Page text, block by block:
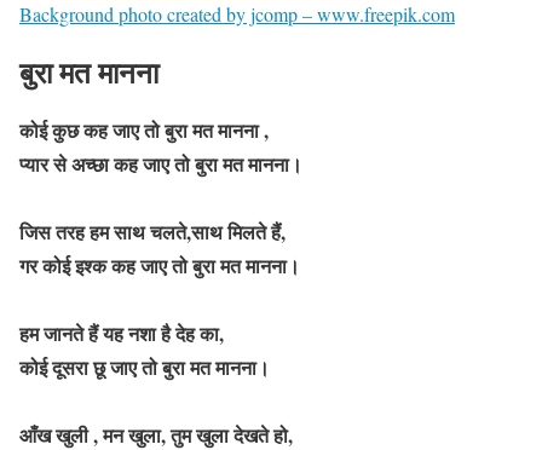
Background photo created by jcomp – www.freepik.com
बुरा मत मानना
कोई कुछ कह जाए तो बुरा मत मानना ,
प्यार से अच्छा कह जाए तो बुरा मत मानना।
जिस तरह हम साथ चलते,साथ मिलते हैं,
गर कोई इश्क कह जाए तो बुरा मत मानना।
हम जानते हैं यह नशा है देह का,
कोई दूसरा छू जाए तो बुरा मत मानना।
आँख खुली , मन खुला, तुम खुला देखते हो,